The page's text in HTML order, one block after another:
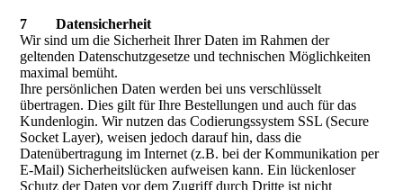
7 Datensicherheit
Wir sind um die Sicherheit Ihrer Daten im Rahmen der
geltenden Datenschutzgesetze und technischen Möglichkeiten
maximal bemüht.
Ihre persönlichen Daten werden bei uns verschlüsselt
übertragen. Dies gilt für Ihre Bestellungen und auch für das
Kundenlogin. Wir nutzen das Codierungssystem SSL (Secure
Socket Layer), weisen jedoch darauf hin, dass die
Datenübertragung im Internet (z.B. bei der Kommunikation per
E-Mail) Sicherheitslücken aufweisen kann. Ein lückenloser
Schutz der Daten vor dem Zugriff durch Dritte ist nicht